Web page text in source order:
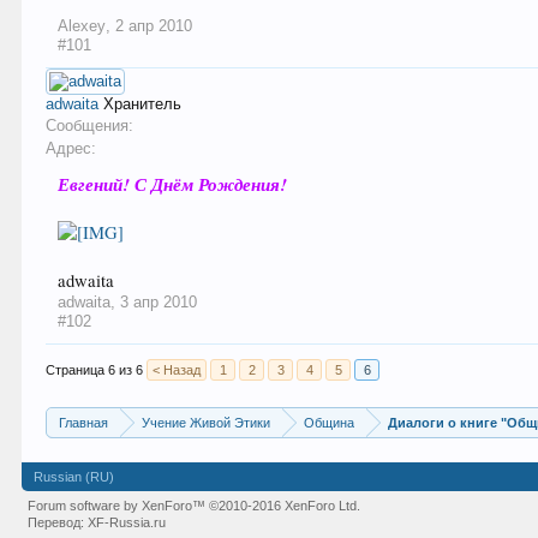
Alexey, 2 апр 2010
#101
adwaita Хранитель
Сообщения:
Адрес:
Евгений! С Днём Рождения!
adwaita
adwaita, 3 апр 2010
#102
Страница 6 из 6 < Назад 1 2 3 4 5 6
Главная Учение Живой Этики Община Диалоги о книге
Russian (RU)
Forum software by XenForo™©2010-2016 XenForo Ltd.
Перевод:XF-Russia.ru